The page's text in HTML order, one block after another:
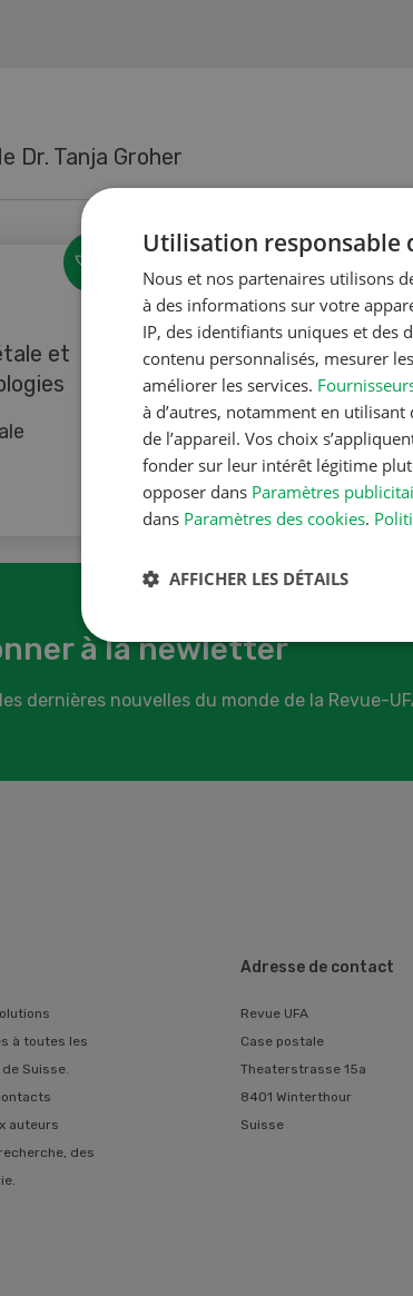
Dr. Tanja Groher
et
à la newletter
dernières nouvelles du monde de la Revue-
à toutes les
Suisse.
auteurs
des
Adresse de contact
Revue UFA
Case postale
Theaterstrasse 15a
8401 Winterthour
Suisse
Utilisation responsable
Nous et nos partenaires utilisons
à des informations sur votre
IP, des identifiants uniques et des
contenu personnalisés, mesurer
améliorer les services.
à d’autres, notamment en
de l’appareil. Vos choix
fonder sur leur intérêt légitime
opposer dans Paramètres
dans Paramètres des cookies.
AFFICHER LES DÉTAILS